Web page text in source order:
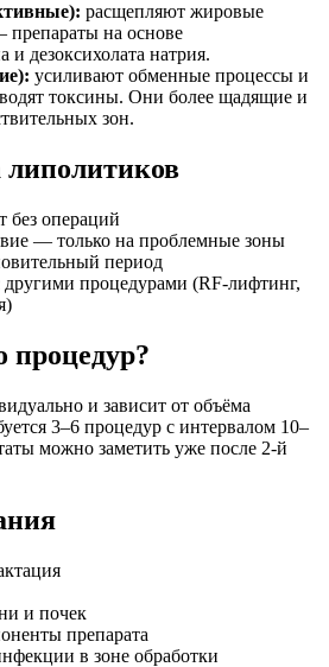
расщепляют жировые
на основе
и дезоксихолата натрия.
усиливают обменные процессы и
токсины. Они более щадящие и
зон.
без операций
— только на проблемные зоны
период
процедурами (RF-лифтинг,
процедур?
и зависит от объёма
3–6 процедур с интервалом 10–
можно заметить уже после 2-й
и почек
препарата
в зоне обработки